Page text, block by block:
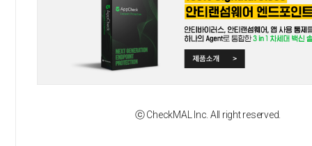
ⓒ CheckMAL Inc. All right reserved.